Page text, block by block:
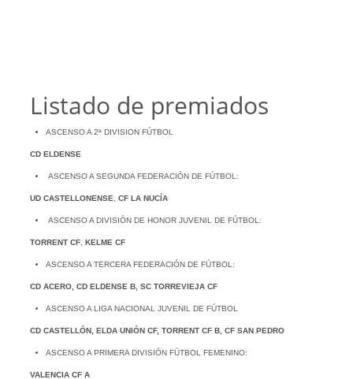
Listado de premiados
ASCENSO A 2ª DIVISION FÚTBOL
CD ELDENSE
ASCENSO A SEGUNDA FEDERACIÓN DE FÚTBOL:
UD CASTELLONENSE CF LA NUCÍA
ASCENSO A DIVISIÓN DE HONOR JUVENIL DE FÚTBOL:
TORRENT CF, KELME CF
ASCENSO A TERCERA FEDERACIÓN DE FÚTBOL:
CD ACERO, CD ELDENSE B, SC TORREVIEJA CF
ASCENSO A LIGA NACIONAL JUVENIL DE FÚTBOL
CD CASTELLÓN, ELDA UNIÓN CF, TORRENT CF B, CF SAN PEDRO
ASCENSO A PRIMERA DIVISIÓN FÚTBOL FEMENINO:
VALENCIA CF A